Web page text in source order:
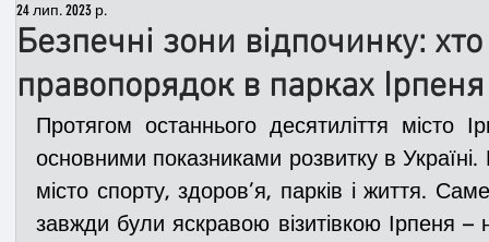
День народження
Спільні заходи Надзвичайні заходи
Медицина Новини ДТП
Безпечні зони відпочинку:
правопорядок в парках Ірпеня
24 лип. 2023 р.
Протягом останнього десятиліття місто
основними показниками розвитку в Україні.
місто спорту, здоров’я, парків і життя. Саме
завжди були яскравою візитівкою Ірпеня –